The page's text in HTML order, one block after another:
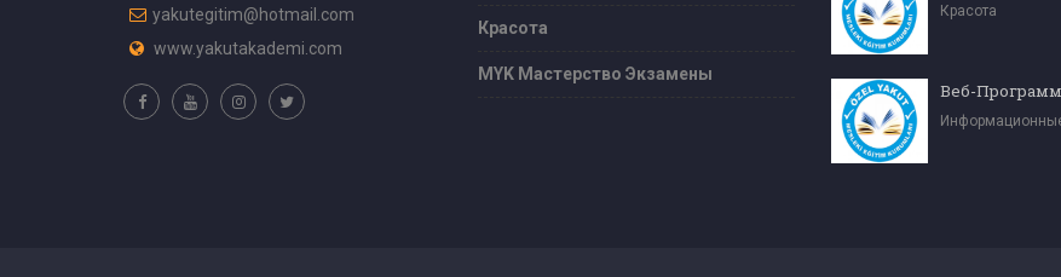
yakutegitim@hotmail.com
www.yakutakademi.com
Красота
MYK Мастерство Экзамены
Красота